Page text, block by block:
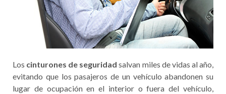
Los cinturones de seguridad salvan miles de vidas al año,
evitando que los pasajeros de un vehículo abandonen su
lugar de ocupación en el interior o fuera del vehículo,